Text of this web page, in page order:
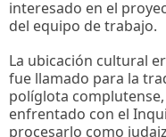
interesado en el
del equipo de trabajo.
La ubicación cultural
fue llamado para la
políglota
enfrentado con el
procesarlo como